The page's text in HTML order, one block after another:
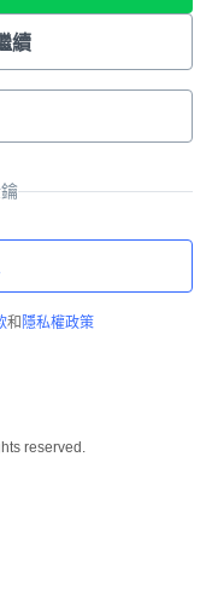
續
和 隱私權政策
reserved.